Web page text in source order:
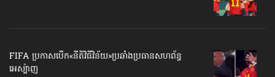
FIFA ប្រកាសបើក​«នីតិវិធីវិន័យ»​ប្រឆាំងប្រធានសហព័ន្ធ​
អេស្ប៉ាញ